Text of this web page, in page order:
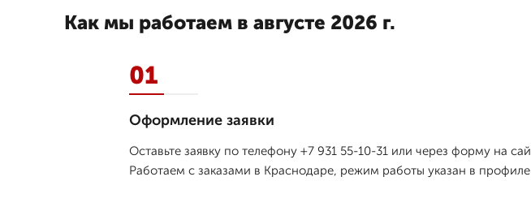
Как мы работаем в августе 2026 г.
01
Оформление заявки
Оставьте заявку по телефону +7 931 55-10-31 или через форму на
Работаем с заказами в Краснодаре, режим работы указан в